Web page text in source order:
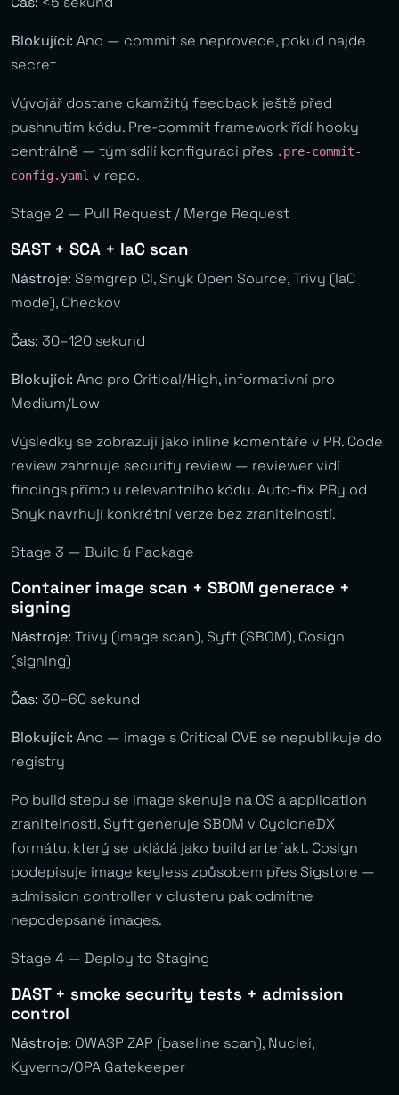
Blokující: Ano — commit se neprovede, pokud najde
secret
Vývojář dostane okamžitý feedback ještě před
pushnutím kódu. Pre-commit framework řídí hooky
centrálně — tým sdílí konfiguraci přes .pre-commit-
config.yaml v repo.
Stage 2 — Pull Request / Merge Request
SAST + SCA + IaC scan
Nástroje: Semgrep CI, Snyk Open Source, Trivy (IaC
mode), Checkov
Čas: 30–120 sekund
Blokující: Ano pro Critical/High, informativní pro
Medium/Low
Výsledky se zobrazují jako inline komentáře v PR. Code
review zahrnuje security review — reviewer vidí
findings přímo u relevantního kódu. Auto-fix PRy od
Snyk navrhují konkrétní verze bez zranitelností.
Stage 3 — Build & Package
Container image scan + SBOM generace +
signing
Nástroje: Trivy (image scan), Syft (SBOM), Cosign
(signing)
Čas: 30–60 sekund
Blokující: Ano — image s Critical CVE se nepublikuje do
registry
Po build stepu se image skenuje na OS a application
zranitelnosti. Syft generuje SBOM v CycloneDX
formátu, který se ukládá jako build artefakt. Cosign
podepisuje image keyless způsobem přes Sigstore —
admission controller v clusteru pak odmítne
nepodepsané images.
Stage 4 — Deploy to Staging
DAST + smoke security tests + admission
control
Nástroje: OWASP ZAP (baseline scan), Nuclei,
Kyverno/OPA Gatekeeper